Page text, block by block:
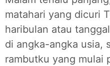
matahari yang dicuri
haribulan atau
di angka-angka usia,
rambutku yang mulai